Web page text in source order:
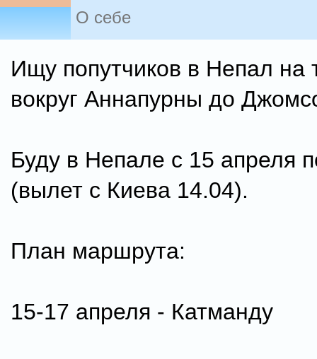
О себе
Ищу попутчиков в Непал на
вокруг Аннапурны до
Буду в Непале с 15 апреля
(вылет с Киева 14.04).
План маршрута:
15-17 апреля - Катманду